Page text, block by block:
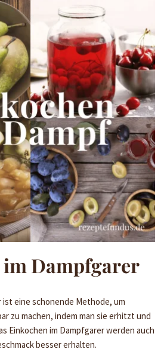
Dampfgarer
ist eine schonende Methode, um
zu machen, indem man sie erhitzt und
Einkochen im Dampfgarer werden auch
besser erhalten.